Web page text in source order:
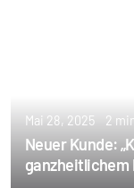
Mai 28, 2025 2
Neuer Kunde:
ganzheitlichem